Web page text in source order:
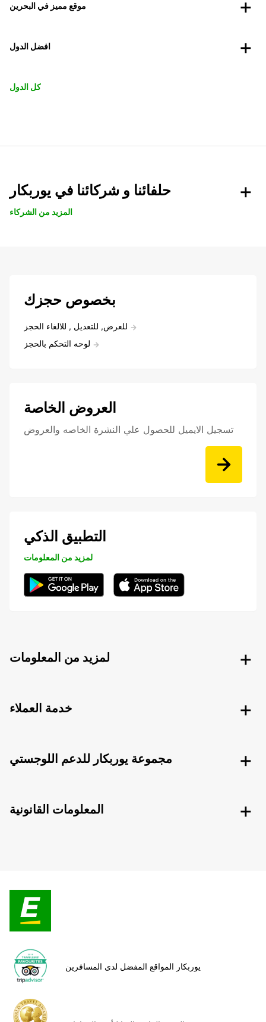
موقع مميز في البحرين
افضل الدول
كل الدول
حلفائنا و شركائنا في يوربكار
المزيد من الشركاء
بخصوص حجزك
للعرض, للتعديل , للالغاء الحجز
لوحه التحكم بالحجز
العروض الخاصة
تسجيل الايميل للحصول علي النشرة الخاصه والعروض
التطبيق الذكي
لمزيد من المعلومات
لمزيد من المعلومات
خدمة العملاء
مجموعة يوربكار للدعم اللوجستي
المعلومات القانونية
يوربكار المواقع المفضل لدى المسافرين